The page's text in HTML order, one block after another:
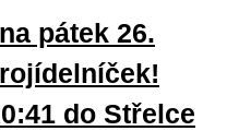
pátek 26.
do Střelce